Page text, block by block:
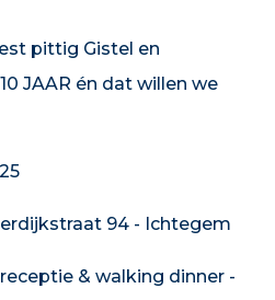
pittig Gistel en
JAAR én dat willen we
94 - Ichtegem
& walking dinner -